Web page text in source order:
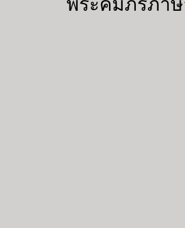
พระคัมภีร์ภา